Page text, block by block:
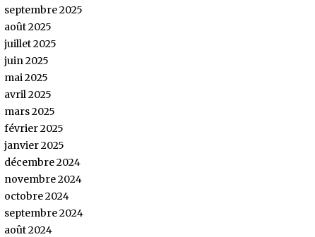
septembre 2025
août 2025
juillet 2025
juin 2025
mai 2025
avril 2025
mars 2025
février 2025
janvier 2025
décembre 2024
novembre 2024
octobre 2024
septembre 2024
août 2024